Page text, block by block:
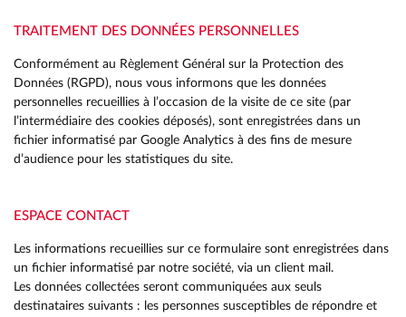
TRAITEMENT DES DONNÉES PERSONNELLES
Conformément au Règlement Général sur la Protection des
Données (RGPD), nous vous informons que les données
personnelles recueillies à l’occasion de la visite de ce site (par
l’intermédiaire des cookies déposés), sont enregistrées dans un
fichier informatisé par Google Analytics à des fins de mesure
d’audience pour les statistiques du site.
ESPACE CONTACT
Les informations recueillies sur ce formulaire sont enregistrées dans
un fichier informatisé par notre société, via un client mail.
Les données collectées seront communiquées aux seuls
destinataires suivants : les personnes susceptibles de répondre et